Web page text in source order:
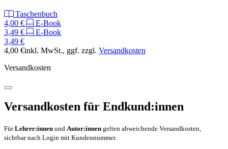
Taschenbuch
4,00 €
E-Book
3,49 €
E-Book
3,49 €
4,00 €inkl. MwSt., ggf. zzgl. Versandkosten
Versandkosten
Versandkosten für Endkund:innen
FürLehrer:innen und Autor:innen gelten abweichende Versandkosten,
sichtbar nach Login mit Kundennummer.